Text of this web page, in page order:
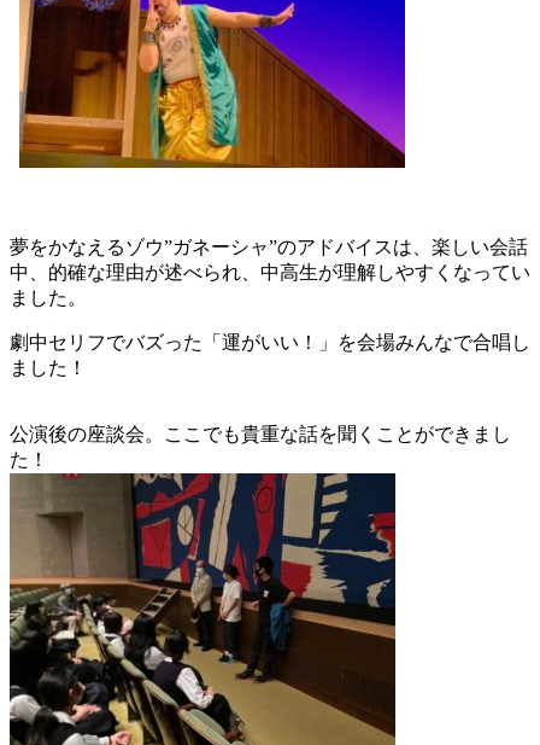
夢をかなえるゾウ”ガネーシャ”のアドバイスは、楽しい会話
中、的確な理由が述べられ、中高生が理解しやすくなってい
ました。
劇中セリフでバズった「運がいい！」を会場みんなで合唱し
ました！
公演後の座談会。ここでも貴重な話を聞くことができまし
た！